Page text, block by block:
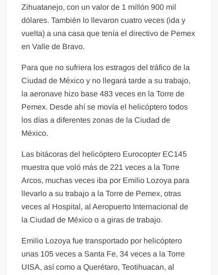
Zihuatanejo, con un valor de 1 millón 900 mil
dólares. También lo llevaron cuatro veces (ida y
vuelta) a una casa que tenía el directivo de Pemex
en Valle de Bravo.
Para que no sufriera los estragos del tráfico de la
Ciudad de México y no llegará tarde a su trabajo,
la aeronave hizo base 483 veces en la Torre de
Pemex. Desde ahí se movía el helicóptero todos
los días a diferentes zonas de la Ciudad de
México.
Las bitácoras del helicóptero Eurocopter EC145
muestra que voló más de 221 veces a la Torre
Arcos, muchas veces iba por Emilio Lozoya para
llevarlo a su trabajo a la Torre de Pemex, otras
veces al Hospital, al Aeropuerto Internacional de
la Ciudad de México o a giras de trabajo.
Emilio Lozoya fue transportado por helicóptero
unas 105 veces a Santa Fe, 34 veces a la Torre
UISA, así como a Querétaro, Teotihuacan, al